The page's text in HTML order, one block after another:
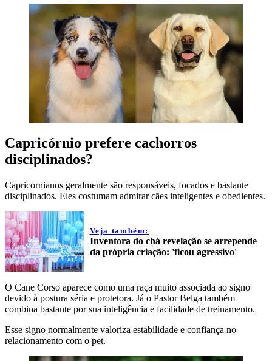
Capricórnio prefere cachorros
disciplinados?
Capricornianos geralmente são responsáveis, focados e bastante
disciplinados. Eles costumam admirar cães inteligentes e obedientes.
Veja também:
Inventora do chá revelação se arrepende
da própria criação: 'ficou agressivo'
O Cane Corso aparece como uma raça muito associada ao signo
devido à postura séria e protetora. Já o Pastor Belga também
combina bastante por sua inteligência e facilidade de treinamento.
Esse signo normalmente valoriza estabilidade e confiança no
relacionamento com o pet.